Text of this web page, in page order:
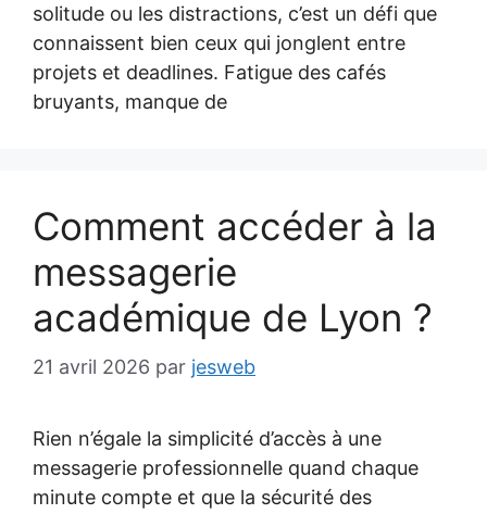
solitude ou les distractions, c’est un défi que
connaissent bien ceux qui jonglent entre
projets et deadlines. Fatigue des cafés
bruyants, manque de
Comment accéder à la
messagerie
académique de Lyon ?
21 avril 2026 par jesweb
Rien n’égale la simplicité d’accès à une
messagerie professionnelle quand chaque
minute compte et que la sécurité des